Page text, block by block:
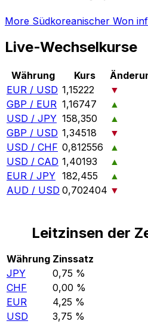
More Südkoreanischer Won
Live-Wechselkurse
Währung Kurs
EUR / USD 1,15222
▼
GBP / EUR 1,16747
▲
USD / JPY 158,350
▲
GBP / USD 1,34518
▼
USD / CHF 0,812556
▲
USD / CAD 1,40193
▲
EUR / JPY 182,455
▲
AUD / USD 0,702404 ▼
Leitzinsen der
Währung Zinssatz
JPY
0,75 %
CHF
0,00 %
EUR
4,25 %
USD
3,75 %